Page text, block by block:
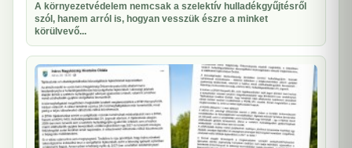
A környezetvédelem nemcsak a szelektív hulladékgyűjtésről
szól, hanem arról is, hogyan vesszük észre a minket
körülvevő...